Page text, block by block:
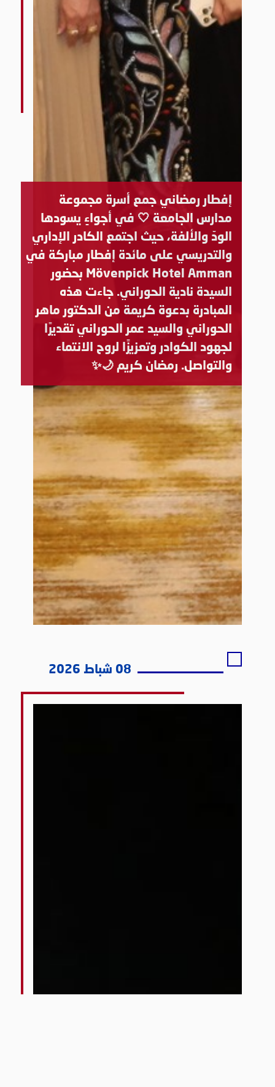
إفطار رمضاني جمع أسرة مجموعة
مدارس الجامعة 🤍 في أجواءٍ يسودها
الودّ والألفة، حيث اجتمع الكادر الإداري
والتدريسي على مائدة إفطار مباركة في
Mövenpick Hotel Amman بحضور
السيدة نادية الحوراني. جاءت هذه
المبادرة بدعوة كريمة من الدكتور ماهر
الحوراني والسيد عمر الحوراني تقديرًا
لجهود الكوادر وتعزيزًا لروح الانتماء
والتواصل. رمضان كريم 🌙✨
08 شباط 2026